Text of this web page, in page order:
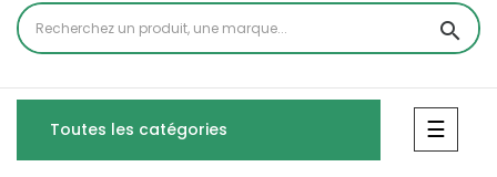
search
Toutes les catégories ☰